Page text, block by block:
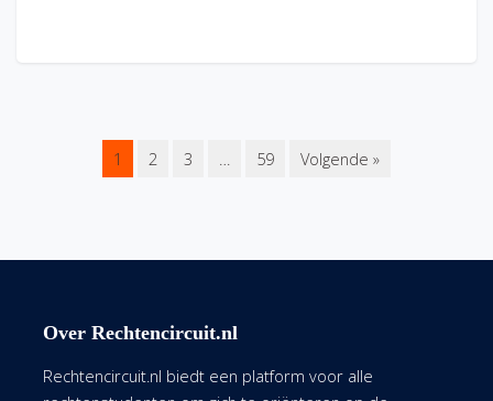
1 2 3 … 59 Volgende »
Over Rechtencircuit.nl
Rechtencircuit.nl biedt een platform voor alle